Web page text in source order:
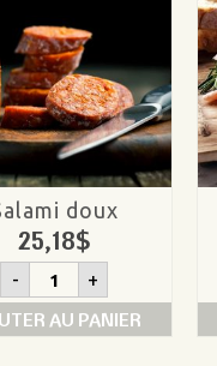
doux
25,18$
- quantité
de
Salami
doux
+
AU PANIER